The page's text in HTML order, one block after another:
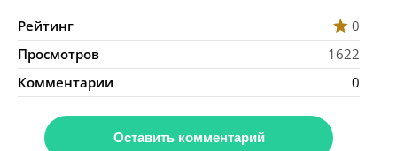
Рейтинг
0
Просмотров
1622
Комментарии
0
Оставить комментарий